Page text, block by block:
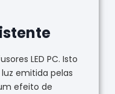
LED PC. Isto
emitida pelas
efeito de